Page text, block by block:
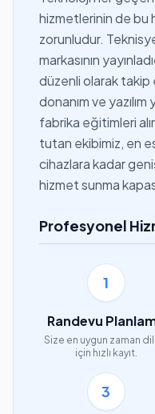
hizmetlerinin de bu
zorunludur.
markasının
düzenli olarak takip
donanım ve
fabrika eğitimleri
tutan ekibimiz, en
cihazlara kadar
hizmet sunma
Profesyonel
1
Randevu
Size en uygun zaman
için hızlı kayıt.
3